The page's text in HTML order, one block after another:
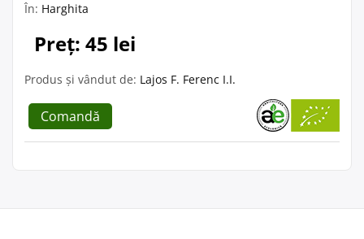
În: Harghita
Preț: 45 lei
Produs și vândut de: Lajos F. Ferenc I.I.
Comandă